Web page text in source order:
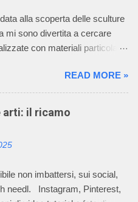
settore “maglieria esterna
mondo incantato ha
tutti i componenti della sua
consiste nell’utilizzare
di realizzare ogni
prodotto già nella taglia
rettangolo di maglia dal
varie parti per poi assemblarle.
alla scoperta delle sculture
mi sono divertita a cercare
con materiali particolari.
d'arte. Il mio racconto non
materia prima: il metallo è
caratterizzato da alto
metalli, dalla produzione di
autonomo, è diffuso fin
Le tecniche di
READ MORE »
arti: il ricamo
non imbattersi, sui social,
needl. Instagram, Pinterest,